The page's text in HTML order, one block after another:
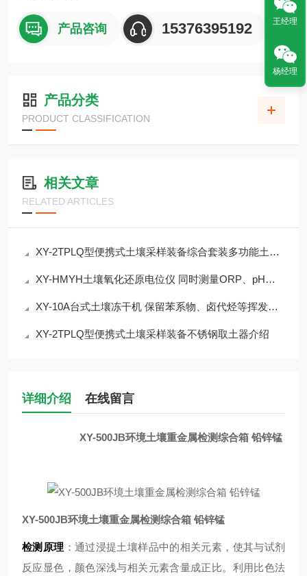
产品咨询 15376395192
产品分类
PRODUCT CLASSIFICATION
相关文章
RELATED ARTICLES
XY-2TPLQ型便携式土壤采样装备综合套装多功能土壤重金属有机物分析采样介绍
XY-HMYH土壤氧化还原电位仪 同时测量ORP、pH和温度
XY-10A台式土壤冻干机 保留苯系物、卤代烃等挥发性有机物
XY-2TPLQ型便携式土壤采样装备不锈钢取土器介绍
详细介绍 在线留言
XY-500JB环境土壤重金属检测综合箱 铅锌锰
XY-500JB环境土壤重金属检测综合箱 铅锌锰
检测原理 ：通过浸提土壤样品中的相关元素，使其与试剂
反应显色，颜色深浅与相关元素含量成正比。利用比色法
王经理
杨经理